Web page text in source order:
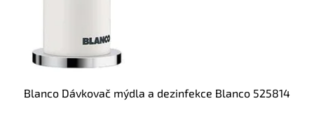
Blanco Dávkovač mýdla a dezinfekce Blanco 525814